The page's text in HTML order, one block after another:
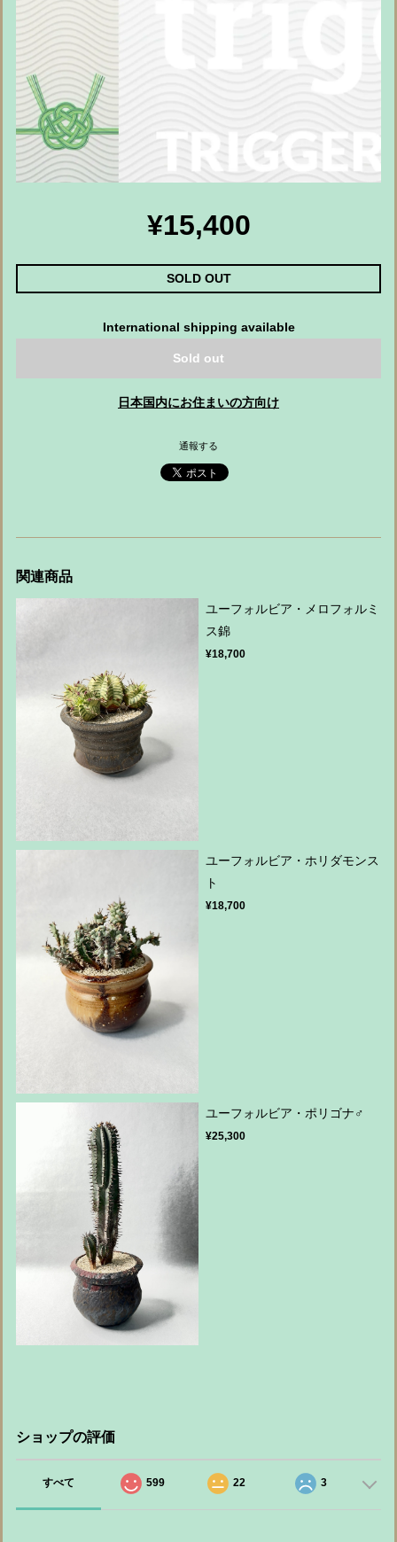
¥15,400
SOLD OUT
International shipping available
Sold out
日本国内にお住まいの方向け
通報する
関連商品
ユーフォルビア・メロフォルミ
ス錦
¥18,700
ユーフォルビア・ホリダモンス
ト
¥18,700
ユーフォルビア・ポリゴナ♂
¥25,300
ショップの評価
すべて 599 22 3